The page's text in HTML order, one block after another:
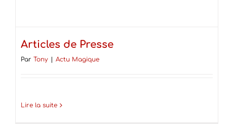
Articles de Presse
Par Tony Actu Magique
Lire la suite